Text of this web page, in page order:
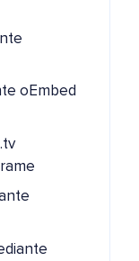
oEmbed